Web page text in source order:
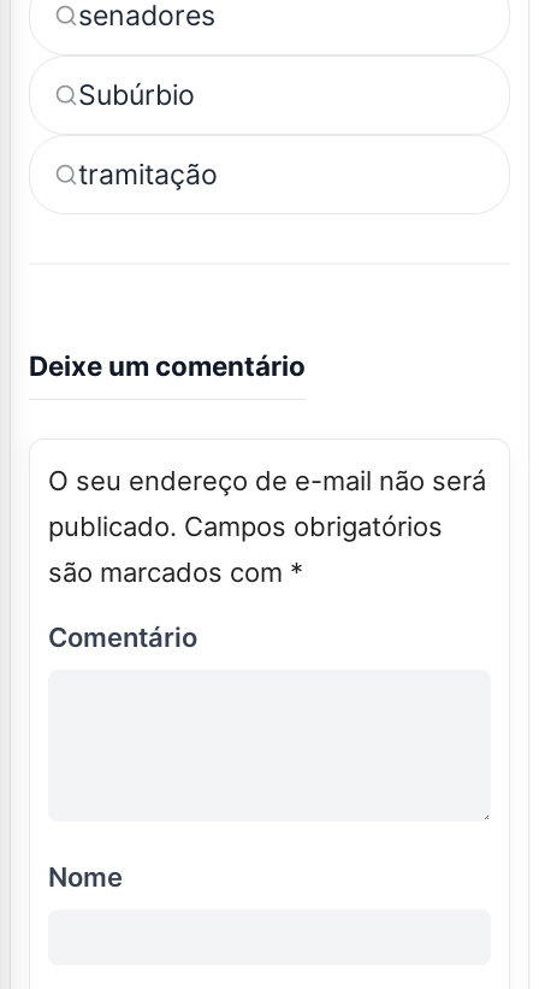
senadores
Subúrbio
tramitação
Deixe um comentário
O seu endereço de e-mail não será
publicado. Campos obrigatórios
são marcados com *
Comentário
Nome